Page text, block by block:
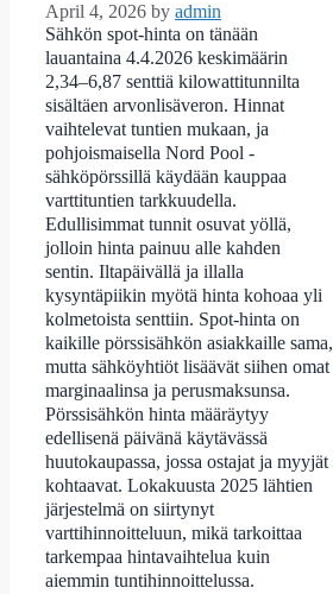
April 4, 2026 by admin
Sähkön spot-hinta on tänään
lauantaina 4.4.2026 keskimäärin
2,34–6,87 senttiä kilowattitunnilta
sisältäen arvonlisäveron. Hinnat
vaihtelevat tuntien mukaan, ja
pohjoismaisella Nord Pool -
sähköpörssillä käydään kauppaa
varttituntien tarkkuudella.
Edullisimmat tunnit osuvat yöllä,
jolloin hinta painuu alle kahden
sentin. Iltapäivällä ja illalla
kysyntäpiikin myötä hinta kohoaa yli
kolmetoista senttiin. Spot-hinta on
kaikille pörssisähkön asiakkaille sama,
mutta sähköyhtiöt lisäävät siihen omat
marginaalinsa ja perusmaksunsa.
Pörssisähkön hinta määräytyy
edellisenä päivänä käytävässä
huutokaupassa, jossa ostajat ja myyjät
kohtaavat. Lokakuusta 2025 lähtien
järjestelmä on siirtynyt
varttihinnoitteluun, mikä tarkoittaa
tarkempaa hintavaihtelua kuin
aiemmin tuntihinnoittelussa.